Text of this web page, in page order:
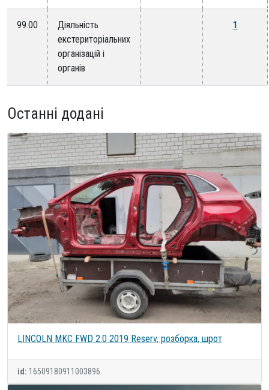
99.00
Діяльність
екстериторіальних
організацій і
органів
1
Останні додані
LINCOLN MKC FWD 2.0 2019 Reserv, розборка, шрот
id: 16509180911003896